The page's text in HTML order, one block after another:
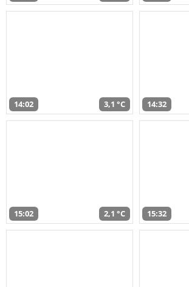
14:02 3,1 °C 14:32
15:02 2,1 °C 15:32